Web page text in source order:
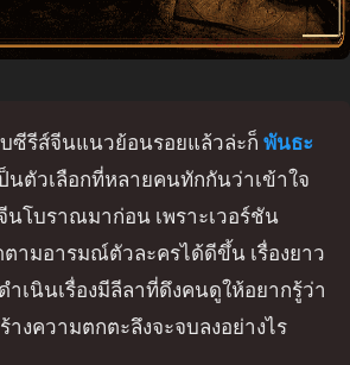
ซีรีส์จีนแนวย้อนรอยแล้วล่ะก็ พันธะ
นตัวเลือกที่หลายคนทักกันว่าเข้าใจ
นโบราณมาก่อน เพราะเวอร์ชัน
ามอารมณ์ตัวละครได้ดีขึ้น เรื่องยาว
เนินเรื่องมีลีลาที่ดึงคนดูให้อยากรู้ว่า
างความตกตะลึงจะจบลงอย่างไร